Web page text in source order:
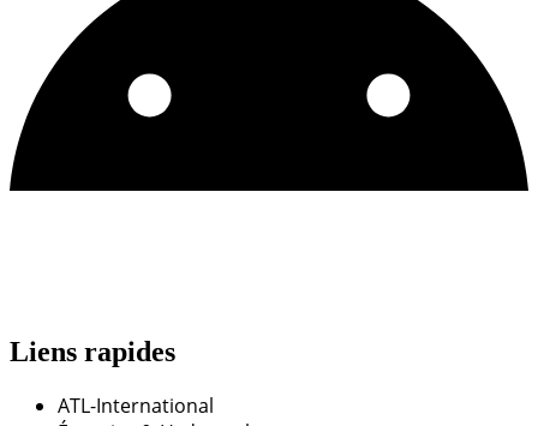
Liens rapides
ATL-International